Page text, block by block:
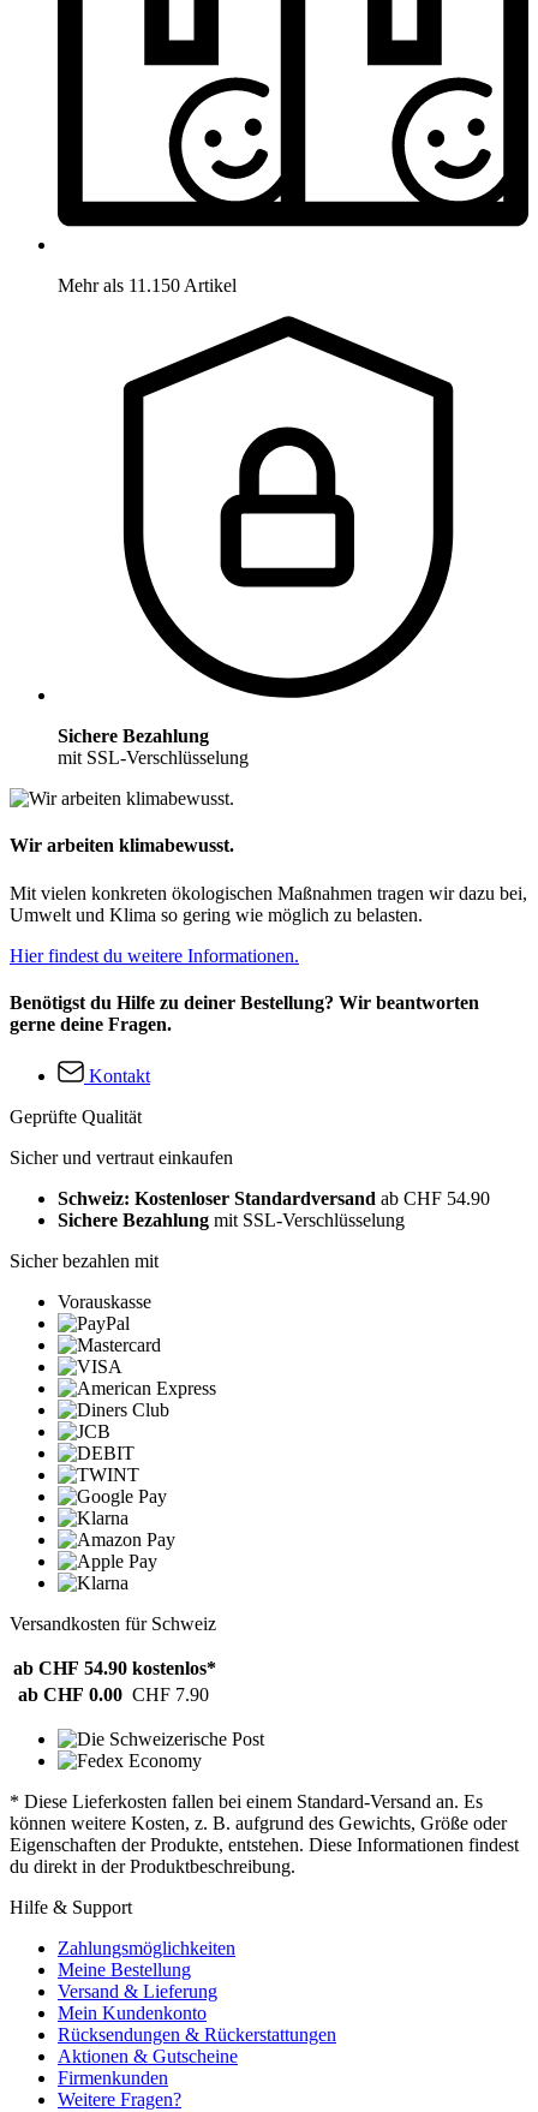
Mehr als 11.150 Artikel
Sichere Bezahlung
mit SSL-Verschlüsselung
Wir arbeiten klimabewusst.
Mit vielen konkreten ökologischen Maßnahmen tragen wir dazu bei,
Umwelt und Klima so gering wie möglich zu belasten.
Hier findest du weitere Informationen.
Benötigst du Hilfe zu deiner Bestellung? Wir beantworten
gerne deine Fragen.
Kontakt
Geprüfte Qualität
Sicher und vertraut einkaufen
Schweiz: Kostenloser Standardversand ab CHF 54.90
Sichere Bezahlung mit SSL-Verschlüsselung
Sicher bezahlen mit
Vorauskasse
Versandkosten für Schweiz
ab CHF 54.90 kostenlos*
ab CHF 0.00 CHF 7.90
* Diese Lieferkosten fallen bei einem Standard-Versand an. Es
können weitere Kosten, z. B. aufgrund des Gewichts, Größe oder
Eigenschaften der Produkte, entstehen. Diese Informationen findest
du direkt in der Produktbeschreibung.
Hilfe & Support
Zahlungsmöglichkeiten
Meine Bestellung
Versand & Lieferung
Mein Kundenkonto
Rücksendungen & Rückerstattungen
Aktionen & Gutscheine
Firmenkunden
Weitere Fragen?